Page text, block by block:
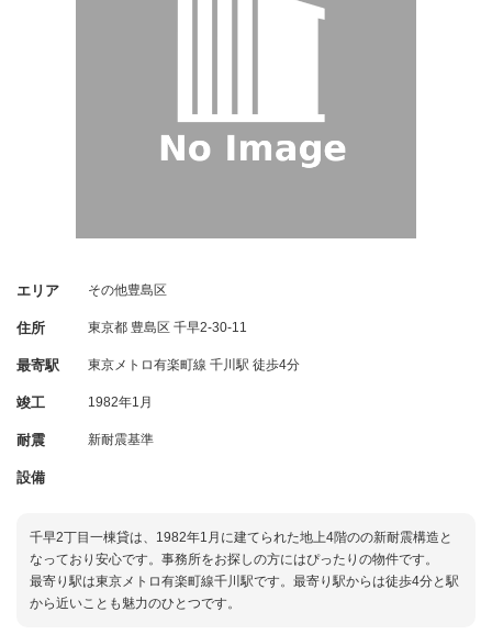
エリア その他豊島区
住所 東京都 豊島区 千早2-30-11
最寄駅 東京メトロ有楽町線 千川駅 徒歩4分
竣工 1982年1月
耐震 新耐震基準
設備
千早2丁目一棟貸は、1982年1月に建てられた地上4階のの新耐震構造と
なっており安心です。事務所をお探しの方にはぴったりの物件です。
最寄り駅は東京メトロ有楽町線千川駅です。最寄り駅からは徒歩4分と駅
から近いことも魅力のひとつです。